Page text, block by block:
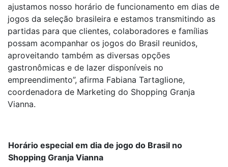
ajustamos nosso horário de funcionamento em dias de
jogos da seleção brasileira e estamos transmitindo as
partidas para que clientes, colaboradores e famílias
possam acompanhar os jogos do Brasil reunidos,
aproveitando também as diversas opções
gastronômicas e de lazer disponíveis no
empreendimento”, afirma Fabiana Tartaglione,
coordenadora de Marketing do Shopping Granja
Vianna.
Horário especial em dia de jogo do Brasil no
Shopping Granja Vianna